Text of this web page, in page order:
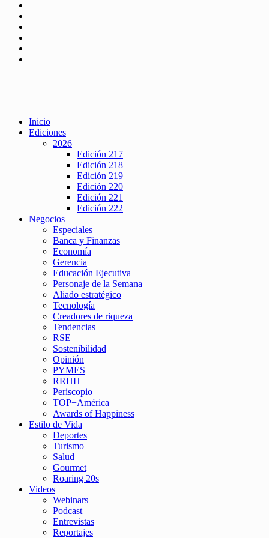
Inicio
Ediciones
2026
Edición 217
Edición 218
Edición 219
Edición 220
Edición 221
Edición 222
Negocios
Especiales
Banca y Finanzas
Economía
Gerencia
Educación Ejecutiva
Personaje de la Semana
Aliado estratégico
Tecnología
Creadores de riqueza
Tendencias
RSE
Sostenibilidad
Opinión
PYMES
RRHH
Periscopio
TOP+América
Awards of Happiness
Estilo de Vida
Deportes
Turismo
Salud
Gourmet
Roaring 20s
Videos
Webinars
Podcast
Entrevistas
Reportajes